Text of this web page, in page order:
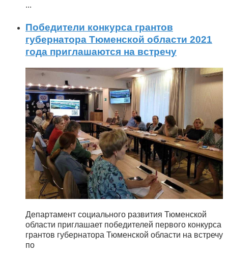
...
Победители конкурса грантов
губернатора Тюменской области 2021
года приглашаются на встречу
Департамент социального развития Тюменской
области приглашает победителей первого конкурса
грантов губернатора Тюменской области на встречу
по